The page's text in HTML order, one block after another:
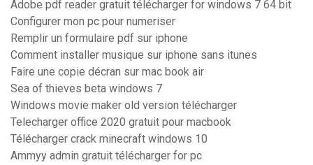
Adobe pdf reader gratuit télécharger for windows 7 64 bit
Configurer mon pc pour numeriser
Remplir un formulaire pdf sur iphone
Comment installer musique sur iphone sans itunes
Faire une copie décran sur mac book air
Sea of thieves beta windows 7
Windows movie maker old version télécharger
Telecharger office 2020 gratuit pour macbook
Télécharger crack minecraft windows 10
Ammyy admin gratuit télécharger for pc